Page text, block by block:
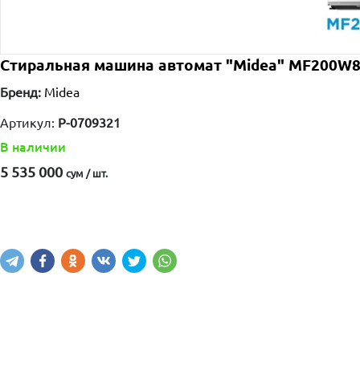
Стиральная машина автомат "Midea"
Бренд: Midea
Артикул: P-0709321
В наличии
5 535 000 сум / шт.